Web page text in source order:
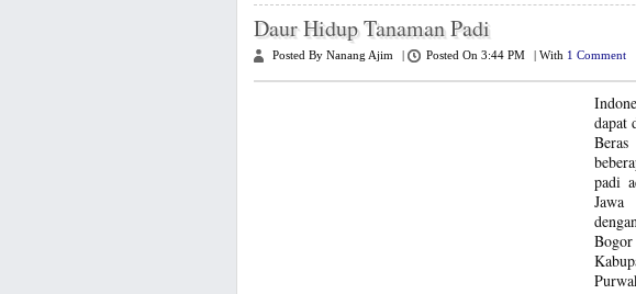
Daur Hidup Tanaman Padi
Posted By Nanang Ajim Posted On 3:44 PM With 1 Comment
dapat
padi